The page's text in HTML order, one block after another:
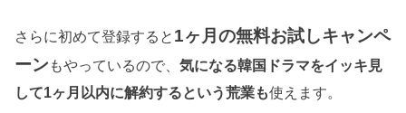
さらに初めて登録すると 1ヶ月の無料お試しキャンペ
ーン もやっているので、気になる韓国ドラマをイッキ見
して1ヶ月以内に解約するという荒業も使えます。